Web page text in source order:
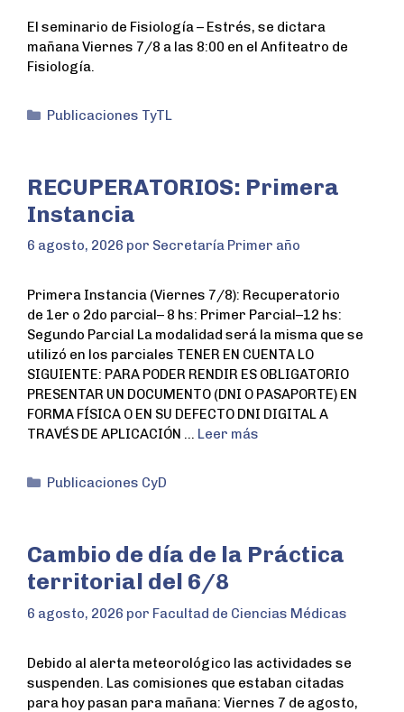
El seminario de Fisiología – Estrés, se dictara
mañana Viernes 7/8 a las 8:00 en el Anfiteatro de
Fisiología.
Publicaciones TyTL
RECUPERATORIOS: Primera
Instancia
6 agosto, 2026 por Secretaría Primer año
Primera Instancia (Viernes 7/8): Recuperatorio
de 1er o 2do parcial– 8 hs: Primer Parcial–12 hs:
Segundo Parcial La modalidad será la misma que se
utilizó en los parciales TENER EN CUENTA LO
SIGUIENTE: PARA PODER RENDIR ES OBLIGATORIO
PRESENTAR UN DOCUMENTO (DNI O PASAPORTE) EN
FORMA FÍSICA O EN SU DEFECTO DNI DIGITAL A
TRAVÉS DE APLICACIÓN … Leer más
Publicaciones CyD
Cambio de día de la Práctica
territorial del 6/8
6 agosto, 2026 por Facultad de Ciencias Médicas
Debido al alerta meteorológico las actividades se
suspenden. Las comisiones que estaban citadas
para hoy pasan para mañana: Viernes 7 de agosto,